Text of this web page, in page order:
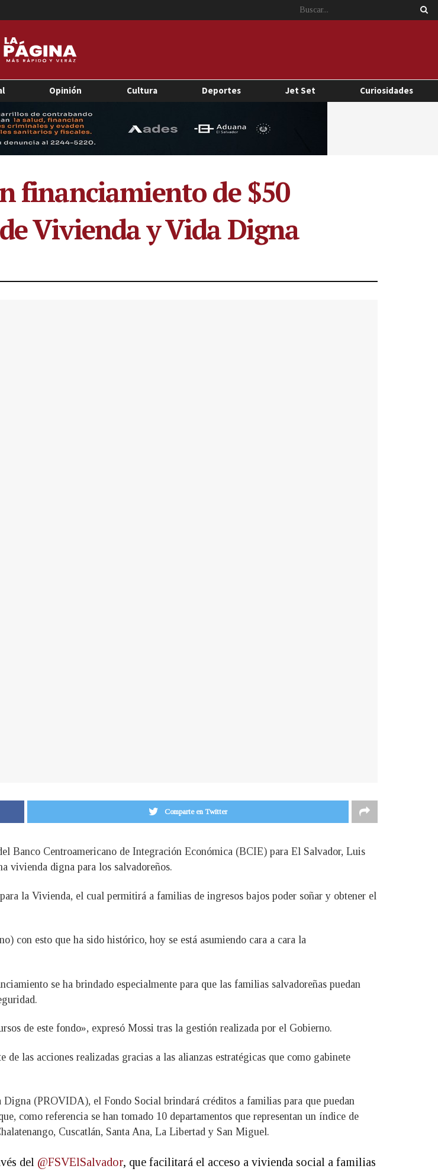
Opinión Cultura Deportes Jet Set Curiosidades
financiamiento de $50
Vivienda y Vida Digna
Comparte en Twitter
Banco Centroamericano de Integración Económica (BCIE) para El Salvador, Luis
vivienda digna para los salvadoreños.
la Vivienda, el cual permitirá a familias de ingresos bajos poder soñar y obtener el
con esto que ha sido histórico, hoy se está asumiendo cara a cara la
se ha brindado especialmente para que las familias salvadoreñas puedan
de este fondo», expresó Mossi tras la gestión realizada por el Gobierno.
las acciones realizadas gracias a las alianzas estratégicas que como gabinete
(PROVIDA), el Fondo Social brindará créditos a familias para que puedan
como referencia se han tomado 10 departamentos que representan un índice de
Cuscatlán, Santa Ana, La Libertad y San Miguel.
del @FSVElSalvador, que facilitará el acceso a vivienda social a familias